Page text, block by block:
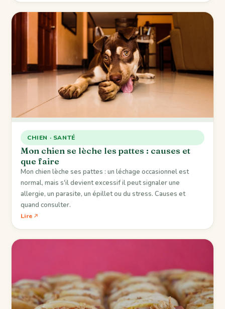
CHIEN · SANTÉ
Mon chien se lèche les pattes : causes et
que faire
Mon chien lèche ses pattes : un léchage occasionnel est
normal, mais s'il devient excessif il peut signaler une
allergie, un parasite, un épillet ou du stress. Causes et
quand consulter.
Lire